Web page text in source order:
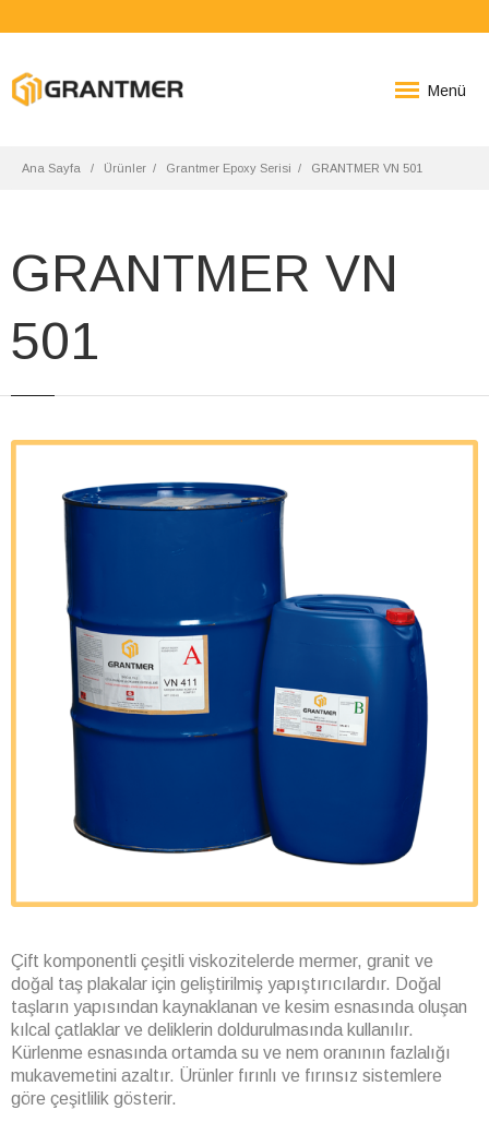
Menü
Ana Sayfa Ürünler Grantmer Epoxy Serisi GRANTMER VN 501
GRANTMER VN
501
Çift komponentli çeşitli viskozitelerde mermer, granit ve
doğal taş plakalar için geliştirilmiş yapıştırıcılardır. Doğal
taşların yapısından kaynaklanan ve kesim esnasında oluşan
kılcal çatlaklar ve deliklerin doldurulmasında kullanılır.
Kürlenme esnasında ortamda su ve nem oranının fazlalığı
mukavemetini azaltır. Ürünler fırınlı ve fırınsız sistemlere
göre çeşitlilik gösterir.